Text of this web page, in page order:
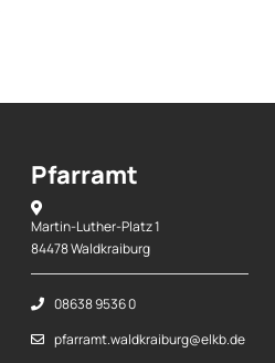
Pfarramt
Martin-Luther-Platz 1
84478 Waldkraiburg
08638 9536 0
pfarramt.waldkraiburg@elkb.de